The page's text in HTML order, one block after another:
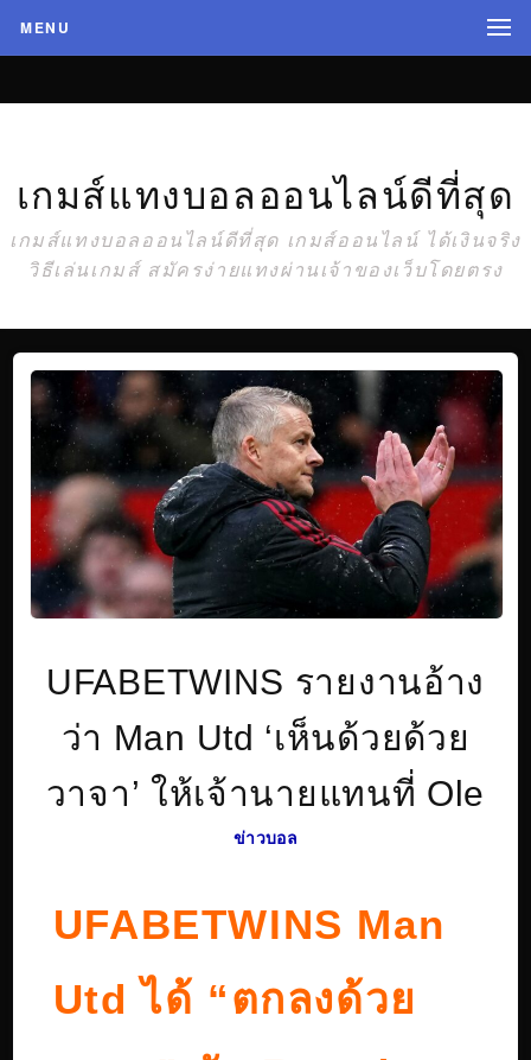
MENU
เกมส์แทงบอลออนไลน์ดีที่สุด
เกมส์แทงบอลออนไลน์ดีที่สุด เกมส์ออนไลน์ ได้เงินจริง
วิธีเล่นเกมส์ สมัครง่ายแทงผ่านเจ้าของเว็บโดยตรง
UFABETWINS รายงานอ้าง
ว่า Man Utd ‘เห็นด้วยด้วย
วาจา’ ให้เจ้านายแทนที่ Ole
ข่าวบอล
UFABETWINS Man
Utd ได้ “ตกลงด้วย